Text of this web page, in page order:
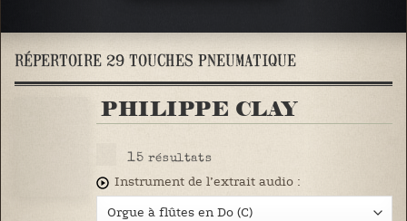
RÉPERTOIRE 29 TOUCHES PNEUMATIQUE
PHILIPPE CLAY
15 résultats
Instrument de l’extrait audio :